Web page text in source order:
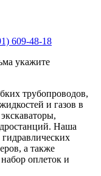
609-48-18
укажите
трубопроводов,
и газов в
Наша
а также
оплеток и